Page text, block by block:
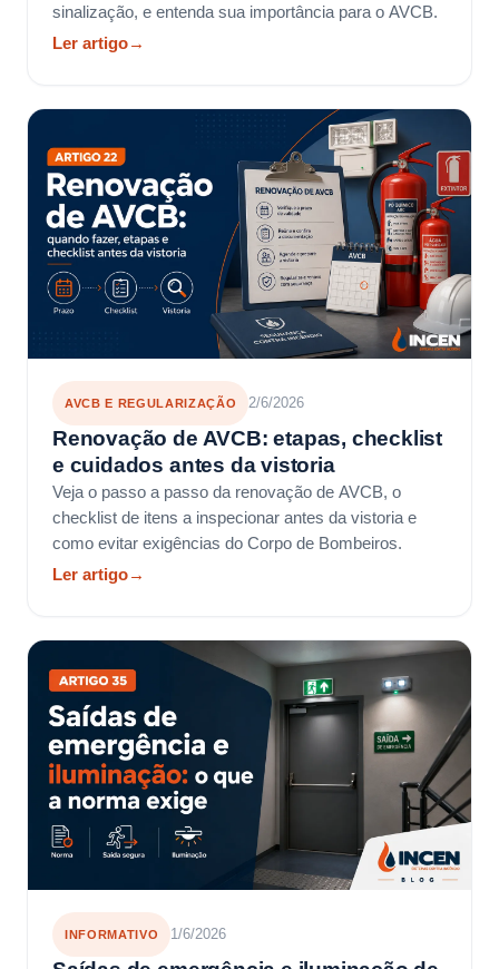
sinalização, e entenda sua importância para o AVCB.
Ler artigo→
AVCB E REGULARIZAÇÃO 2/6/2026
Renovação de AVCB: etapas, checklist
e cuidados antes da vistoria
Veja o passo a passo da renovação de AVCB, o
checklist de itens a inspecionar antes da vistoria e
como evitar exigências do Corpo de Bombeiros.
Ler artigo→
INFORMATIVO 1/6/2026